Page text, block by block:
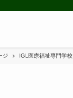
ジ IGL医療福祉専門学